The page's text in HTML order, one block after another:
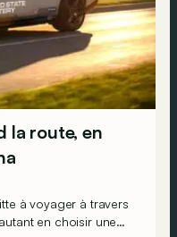
la route, en
à voyager à travers
en choisir une